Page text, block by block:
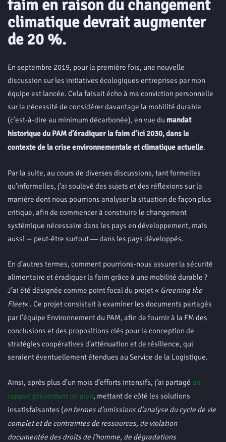
faim en raison du changement
climatique devrait augmenter
de 20 %.
En septembre 2019, pour la première fois, une nouvelle
discussion sur les initiatives écologiques entreprises par mon
équipe est lancée. Cela faisait écho à ma conviction personnelle
sur la nécessité de considérer davantage la mobilité durable
(c’est-à-dire au minimum décarbonée), en vue du mandat
historique du PAM d’éradiquer la faim d’ici 2030, dans le
contexte de la crise environnementale et climatique actuelle.
Par la suite, au cours de diverses discussions, tant formelles
qu’informelles, j’ai soulevé des sujets et des réflexions sur la
manière dont nous pourrions analyser la situation de façon plus
critique, afin de commencer à construire le changement
systémique nécessaire dans les pays en développement, mais
aussi — peut-être surtout ― dans les pays développés.
En d’autres termes, comment pourrions-nous assurer la sécurité
alimentaire et éradiquer la faim grâce à une mobilité durable ?
J’ai été désignée comme point focal du projet « Greening the
Fleet« . Ce projet consistait à examiner les documents partagés
par l’équipe Environnement du PAM, afin de fournir à la FM des
conclusions et des propositions clés pour la conception de
stratégies coopératives d’atténuation et de résilience, qui
seraient éventuellement étendues au Service de la Logistique.
Ainsi, après plus d’un mois d’efforts intensifs, j’ai partagé un
rapport présentant un plan, mettant de côté les solutions
insatisfaisantes (en termes d’omissions d’analyse du cycle de vie
complet et de contraintes de ressources, de violation
documentée des droits de l’homme, de dégradations